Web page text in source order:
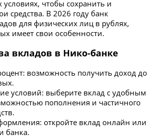
чтобы сохранить и
средства. В 2026 году банк
для физических лиц в рублях,
имеет свои особенности.
вкладов в Нико-банке
возможность получить доход до
условий: выберите вклад с удобным
пополнения и частичного
откройте вклад онлайн или
банка.